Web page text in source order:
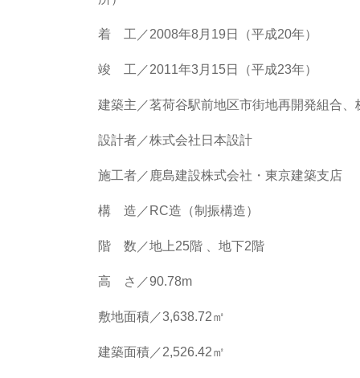
着 工／2008年8月19日（平成20年）
竣 工／2011年3月15日（平成23年）
建築主／茗荷谷駅前地区市街地再開発組合
設計者／株式会社日本設計
施工者／鹿島建設株式会社・東京建築支店
構 造／RC造（制振構造）
階 数／地上25階 、地下2階
高 さ／90.78m
敷地面積／3,638.72㎡
建築面積／2,526.42㎡